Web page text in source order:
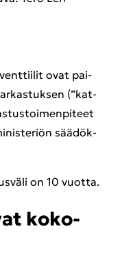
ovat pai­
(”kat­
sää­dök­
on 10 vuot­ta.
ko­ko­